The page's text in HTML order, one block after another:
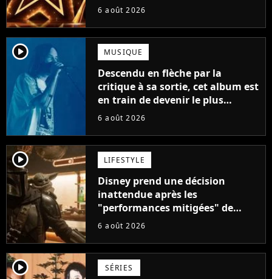
6 août 2026
player2 MUSIQUE
Descendu en flèche par la
critique à sa sortie, cet album est
en train de devenir le plus
populaire de son auteur
6 août 2026
player2 LIFESTYLE
Disney prend une décision
inattendue après les
"performances mitigées" de
Vaiana et The Mandalorian &
6 août 2026
player2 SÉRIES